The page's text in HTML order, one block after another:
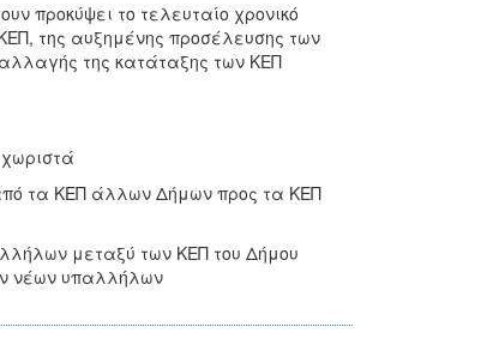
προκύψει το τελευταίο χρονικό
της αυξημένης προσέλευσης των
της κατάταξης των ΚΕΠ
από τα ΚΕΠ άλλων Δήμων προς τα ΚΕΠ
μεταξύ των ΚΕΠ του Δήμου
νέων υπαλλήλων